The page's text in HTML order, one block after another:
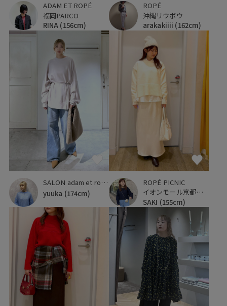
ADAM ET ROPÉ
福岡PARCO
RINA (156cm)
ROPÉ
沖縄リウボウ
arakakiiii (162cm)
SALON adam et ropé
yuuka (174cm)
ROPÉ PICNIC
イオンモール京都桂川
SAKI (155cm)